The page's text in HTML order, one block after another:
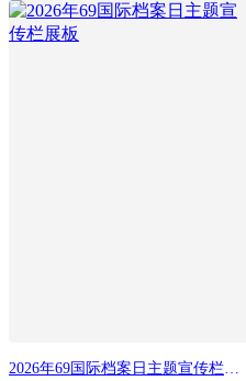
2026年69国际档案日主题宣传栏展板